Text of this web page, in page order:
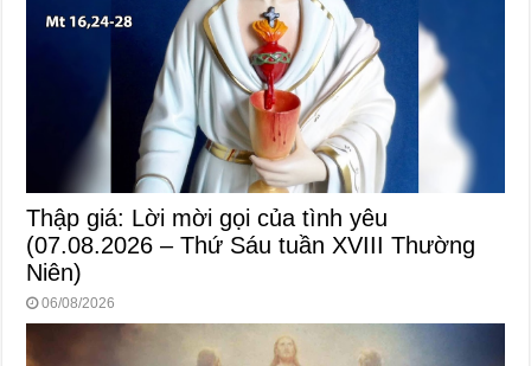
Thập giá: Lời mời gọi của tình yêu
(07.08.2026 – Thứ Sáu tuần XVIII Thường
Niên)
06/08/2026